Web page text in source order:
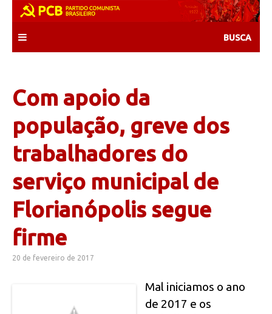
content
Com apoio da
população, greve dos
trabalhadores do
serviço municipal de
Florianópolis segue
firme
20 de fevereiro de 2017
Mal iniciamos o ano
de 2017 e os